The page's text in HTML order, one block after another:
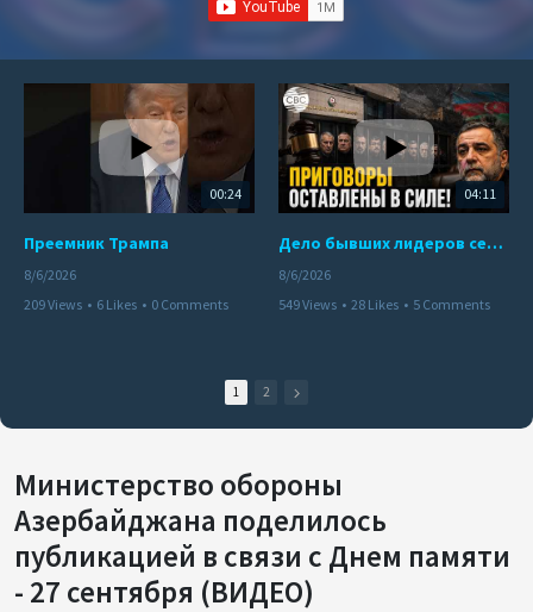
00:24
Преемник Трампа
8/6/2026
209 Views • 6 Likes • 0 Comments
04:11
Дело бывших лидеров сепаратистского режима в Карабахе
8/6/2026
549 Views • 28 Likes • 5 Comments
1 2
Министерство обороны
Азербайджана поделилось
публикацией в связи с Днем памяти
- 27 сентября (ВИДЕО)